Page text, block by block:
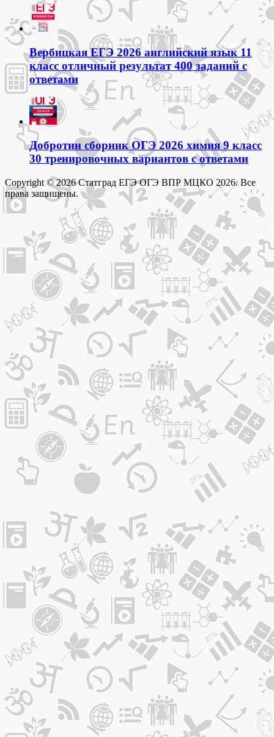
Вербицкая ЕГЭ 2026 английский язык 11
класс отличный результат 400 заданий с
ответами
Добротин сборник ОГЭ 2026 химия 9 класс
30 тренировочных вариантов с ответами
Copyright © 2026 Статград ЕГЭ ОГЭ ВПР МЦКО 2026. Все
права защищены.